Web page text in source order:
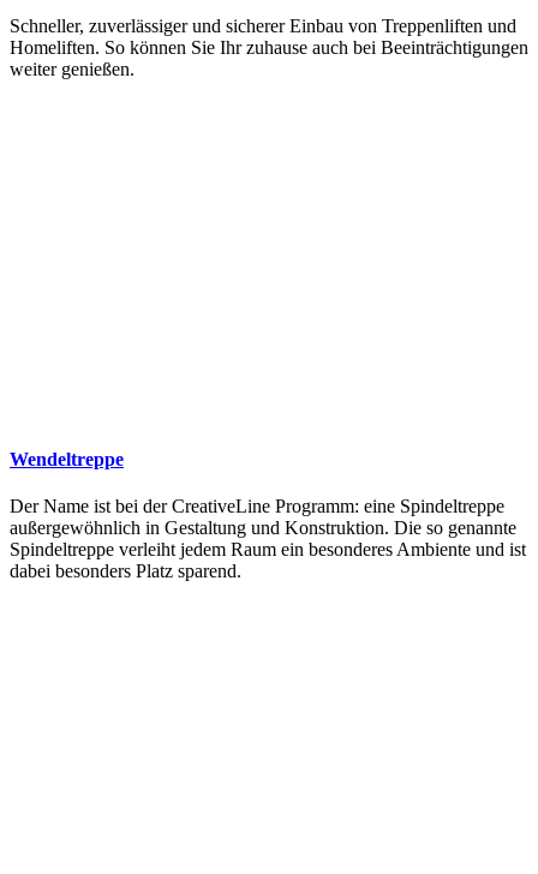
Schneller, zuverlässiger und sicherer Einbau von Treppenliften und
Homeliften. So können Sie Ihr zuhause auch bei Beeinträchtigungen
weiter genießen.
Wendeltreppe
Der Name ist bei der CreativeLine Programm: eine Spindeltreppe
außergewöhnlich in Gestaltung und Konstruktion. Die so genannte
Spindeltreppe verleiht jedem Raum ein besonderes Ambiente und ist
dabei besonders Platz sparend.